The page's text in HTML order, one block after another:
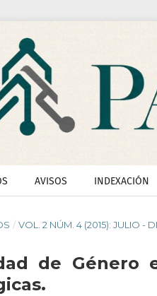
AVISOS INDEXACIÓN
/ VOL. 2 NÚM. 4 (2015): JULIO -
de Género